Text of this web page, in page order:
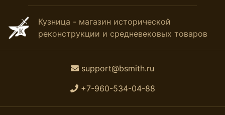
Кузница - магазин исторической
реконструкции и средневековых товаров
support@bsmith.ru
+7-960-534-04-88